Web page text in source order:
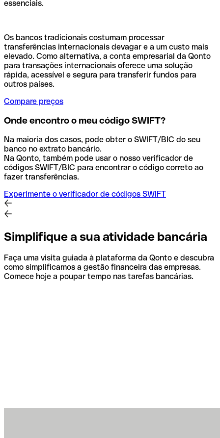
essenciais.
Os bancos tradicionais costumam processar
transferências internacionais devagar e a um custo mais
elevado. Como alternativa, a conta empresarial da Qonto
para transações internacionais oferece uma solução
rápida, acessível e segura para transferir fundos para
outros países.
Compare preços
Onde encontro o meu código SWIFT?
Na maioria dos casos, pode obter o SWIFT/BIC do seu
banco no extrato bancário.
Na Qonto, também pode usar o nosso verificador de
códigos SWIFT/BIC para encontrar o código correto ao
fazer transferências.
Experimente o verificador de códigos SWIFT
Simplifique a sua atividade bancária
Faça uma visita guiada à plataforma da Qonto e descubra
como simplificamos a gestão financeira das empresas.
Comece hoje a poupar tempo nas tarefas bancárias.